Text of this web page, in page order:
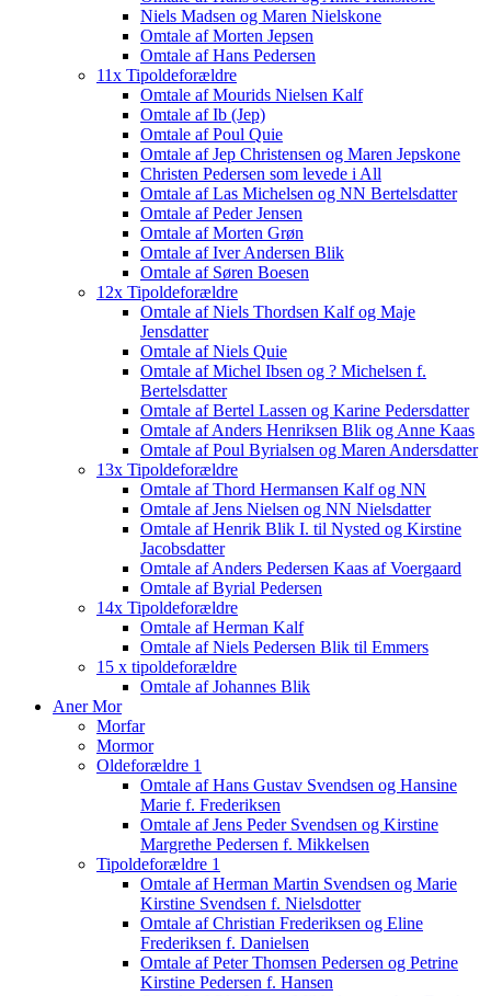
Niels Madsen og Maren Nielskone
Omtale af Morten Jepsen
Omtale af Hans Pedersen
11x Tipoldeforældre
Omtale af Mourids Nielsen Kalf
Omtale af Ib (Jep)
Omtale af Poul Quie
Omtale af Jep Christensen og Maren Jepskone
Christen Pedersen som levede i All
Omtale af Las Michelsen og NN Bertelsdatter
Omtale af Peder Jensen
Omtale af Morten Grøn
Omtale af Iver Andersen Blik
Omtale af Søren Boesen
12x Tipoldeforældre
Omtale af Niels Thordsen Kalf og Maje
Jensdatter
Omtale af Niels Quie
Omtale af Michel Ibsen og ? Michelsen f.
Bertelsdatter
Omtale af Bertel Lassen og Karine Pedersdatter
Omtale af Anders Henriksen Blik og Anne Kaas
Omtale af Poul Byrialsen og Maren Andersdatter
13x Tipoldeforældre
Omtale af Thord Hermansen Kalf og NN
Omtale af Jens Nielsen og NN Nielsdatter
Omtale af Henrik Blik I. til Nysted og Kirstine
Jacobsdatter
Omtale af Anders Pedersen Kaas af Voergaard
Omtale af Byrial Pedersen
14x Tipoldeforældre
Omtale af Herman Kalf
Omtale af Niels Pedersen Blik til Emmers
15 x tipoldeforældre
Omtale af Johannes Blik
Aner Mor
Morfar
Mormor
Oldeforældre 1
Omtale af Hans Gustav Svendsen og Hansine
Marie f. Frederiksen
Omtale af Jens Peder Svendsen og Kirstine
Margrethe Pedersen f. Mikkelsen
Tipoldeforældre 1
Omtale af Herman Martin Svendsen og Marie
Kirstine Svendsen f. Nielsdotter
Omtale af Christian Frederiksen og Eline
Frederiksen f. Danielsen
Omtale af Peter Thomsen Pedersen og Petrine
Kirstine Pedersen f. Hansen